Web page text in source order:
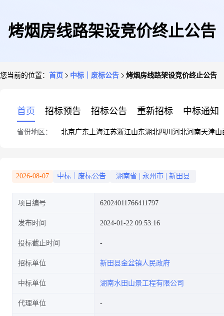
烤烟房线路架设竞价终止公告
您当前的位置： 首页 中标｜废标公告 烤烟房线路架设竞价终止公告
首页 招标预告 招标公告 重新招标 中标通知
省份地区： 北京广东 上海江苏浙江山东湖北四川 河北河南天津山
2026-08-07 中标｜废标公告 湖南省 永州市 新田县
项目编号 62024011766411797
发布时间 2024-01-22 09:53:16
投标截止时间
招标单位 新田县金盆镇人民政府
中标单位 湖南水田山景工程有限公司
代理单位